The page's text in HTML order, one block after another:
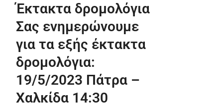
Έκτακτα δρομολόγια
Σας ενημερώνουμε
για τα εξής έκτακτα
δρομολόγια:
19/5/2023 Πάτρα –
Χαλκίδα 14:30